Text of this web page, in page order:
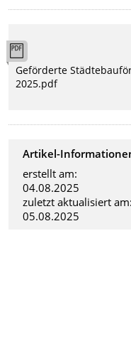
Geförderte
2025.pdf
Artikel-
erstellt am:
04.08.2025
zuletzt aktualisiert am:
05.08.2025